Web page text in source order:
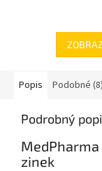
saccharomyces
Popis Podobné (8)
Podrobný
MedPharma
zinek